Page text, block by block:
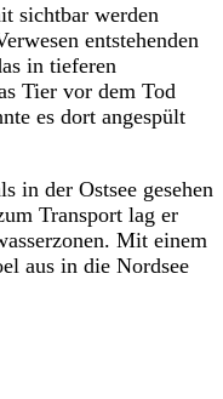
sichtbar werden
entstehenden
in tieferen
Tier vor dem Tod
es dort angespült
in der Ostsee gesehen
Transport lag er
Mit einem
aus in die Nordsee